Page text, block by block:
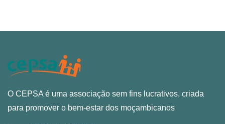
O CEPSA é uma associação sem fins lucrativos, criada
para promover o bem-estar dos moçambicanos